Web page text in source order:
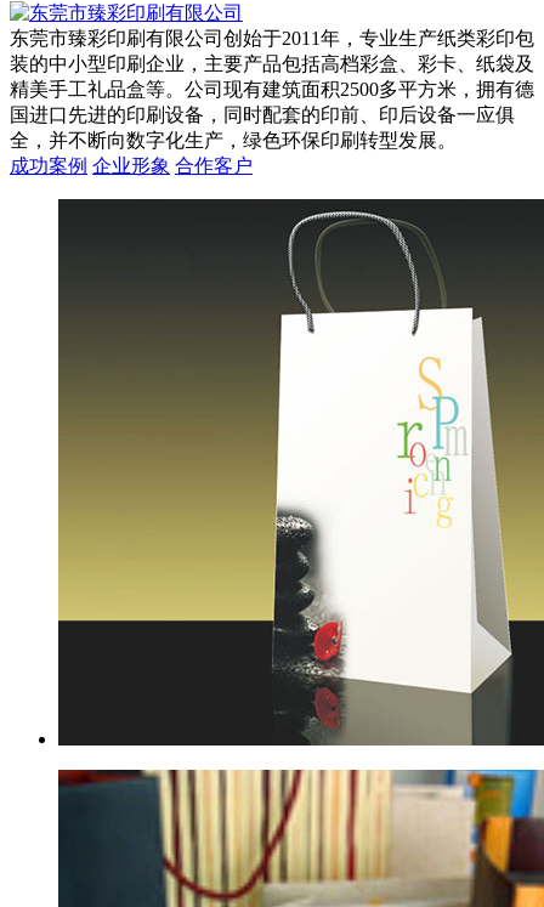
东莞市臻彩印刷有限公司创始于2011年，专业生产纸类彩印包
装的中小型印刷企业，主要产品包括高档彩盒、彩卡、纸袋及
精美手工礼品盒等。公司现有建筑面积2500多平方米，拥有德
国进口先进的印刷设备，同时配套的印前、印后设备一应俱
全，并不断向数字化生产，绿色环保印刷转型发展。
成功案例 企业形象 合作客户